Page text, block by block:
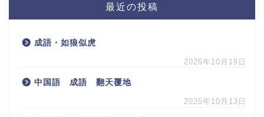
最近の投稿
成語・如狼似虎
2025年10月19日
中国語 成語 翻天覆地
2025年10月13日